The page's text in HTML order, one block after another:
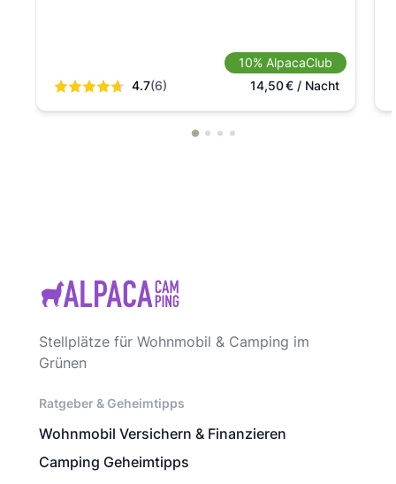
4.7(6)
10% AlpacaClub
14,50€/ Nacht
Stellplätze für Wohnmobil & Camping im
Grünen
Ratgeber & Geheimtipps
Wohnmobil Versichern & Finanzieren
Camping Geheimtipps